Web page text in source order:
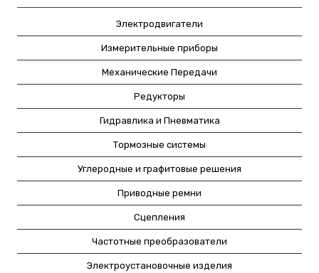
Электродвигатели
Измерительные приборы
Механические Передачи
Редукторы
Гидравлика и Пневматика
Тормозные системы
Углеродные и графитовые решения
Приводные ремни
Сцепления
Частотные преобразователи
Электроустановочные изделия